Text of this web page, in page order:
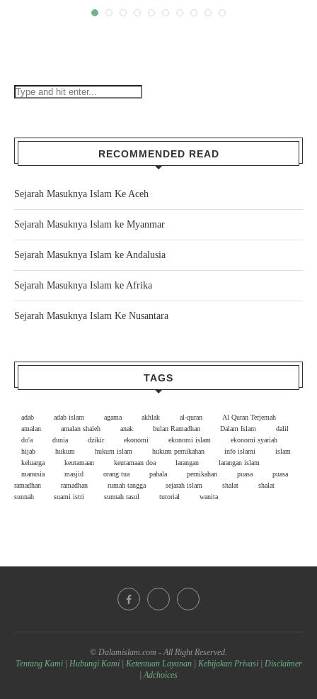
RECOMMENDED READ
Sejarah Masuknya Islam Ke Aceh
Sejarah Masuknya Islam ke Myanmar
Sejarah Masuknya Islam ke Andalusia
Sejarah Masuknya Islam ke Afrika
Sejarah Masuknya Islam Ke Nusantara
TAGS
adab adab islam agama akhlak al-quran
Al Quran Terjemah
amalan
amalan shaleh anak bulan Ramadhan Dalam Islam
dalil
do'a
dunia dzikir ekonomi ekonomi islam
ekonomi syariah
hijab
hukum hukum islam hukum pernikahan info islami
islam
keluarga
keutamaan keutamaan doa larangan
larangan islam
manusia
masjid orang tua pahala pernikahan puasa
puasa
ramadhan
ramadhan rumah tangga sejarah islam shalat
shalat
sunnah
suami istri sunnah rasul tutorial wanita
© Dalamislam.com - All Right Reserved.
Tentang Kami
Hubungi Kami| Ketentuan Layanan| Kebijakan Privasi| Disclaimer
|Adchoices